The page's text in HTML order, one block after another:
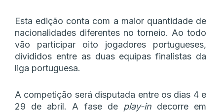
Esta edição conta com a maior quantidade de
nacionalidades diferentes no torneio. Ao todo
vão participar oito jogadores portugueses,
divididos entre as duas equipas finalistas da
liga portuguesa.
A competição será disputada entre os dias 4 e
29 de abril. A fase de play-indecorre em